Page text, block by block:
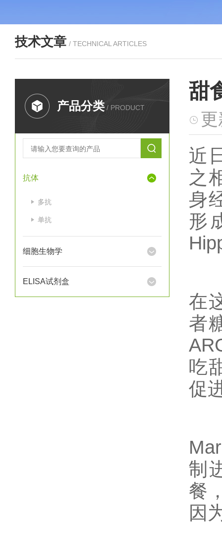
技术文章 / TECHNICAL ARTICLES
产品分类 / PRODUCT
抗体
多抗
单抗
细胞生物学
ELISA试剂盒
甜
近
之
身
形
在
者
吃
促
制
餐
因